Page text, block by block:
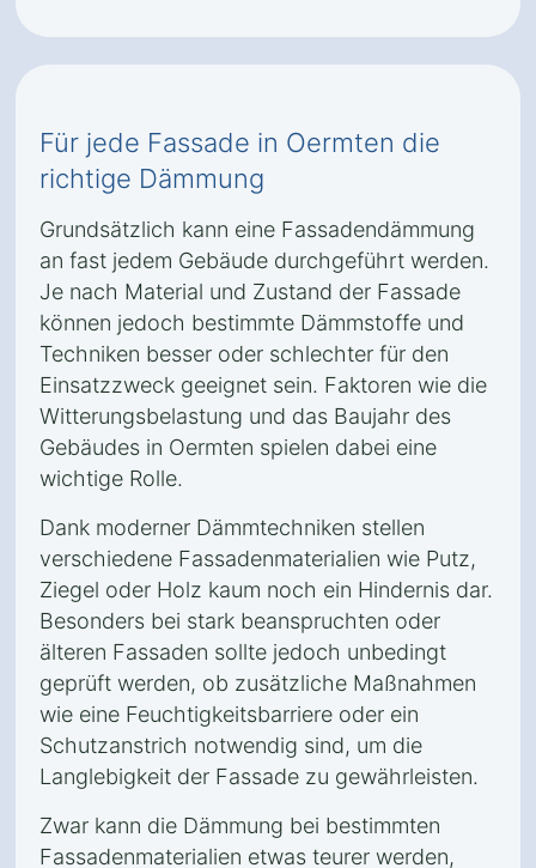
Für jede Fassade in Oermten die
richtige Dämmung
Grundsätzlich kann eine Fassadendämmung
an fast jedem Gebäude durchgeführt werden.
Je nach Material und Zustand der Fassade
können jedoch bestimmte Dämmstoffe und
Techniken besser oder schlechter für den
Einsatzzweck geeignet sein. Faktoren wie die
Witterungsbelastung und das Baujahr des
Gebäudes in Oermten spielen dabei eine
wichtige Rolle.
Dank moderner Dämmtechniken stellen
verschiedene Fassadenmaterialien wie Putz,
Ziegel oder Holz kaum noch ein Hindernis dar.
Besonders bei stark beanspruchten oder
älteren Fassaden sollte jedoch unbedingt
geprüft werden, ob zusätzliche Maßnahmen
wie eine Feuchtigkeitsbarriere oder ein
Schutzanstrich notwendig sind, um die
Langlebigkeit der Fassade zu gewährleisten.
Zwar kann die Dämmung bei bestimmten
Fassadenmaterialien etwas teurer werden,